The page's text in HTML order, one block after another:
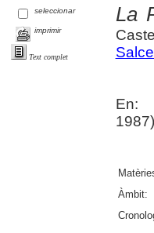
seleccionar
imprimir
Text complet
La
En:
Àmbit: